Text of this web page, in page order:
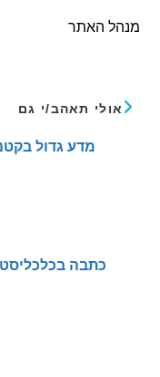
האתר
תאהב/י גם
מדע גדול בקטנה
2020
כתבה בכלכליסט
2022